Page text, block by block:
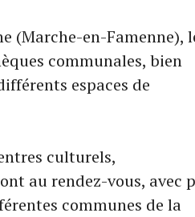
(Marche-en-Famenne),
communales, bien
espaces de
culturels,
au rendez-vous, avec
communes de la